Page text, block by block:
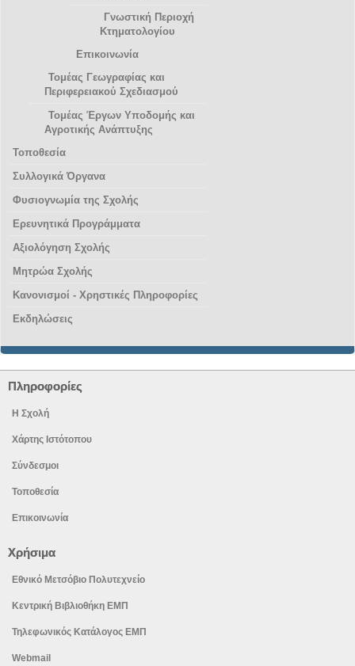
Γνωστική Περιοχή
Κτηματολογίου
Επικοινωνία
Τομέας Γεωγραφίας και
Περιφερειακού Σχεδιασμού
Τομέας Έργων Υποδομής και
Αγροτικής Ανάπτυξης
Τοποθεσία
Συλλογικά Όργανα
Φυσιογνωμία της Σχολής
Ερευνητικά Προγράμματα
Αξιολόγηση Σχολής
Μητρώα Σχολής
Κανονισμοί - Χρηστικές Πληροφορίες
Εκδηλώσεις
Πληροφορίες
Η Σχολή
Χάρτης Ιστότοπου
Σύνδεσμοι
Τοποθεσία
Επικοινωνία
Χρήσιμα
Εθνικό Μετσόβιο Πολυτεχνείο
Κεντρική Βιβλιοθήκη ΕΜΠ
Τηλεφωνικός Κατάλογος ΕΜΠ
Webmail